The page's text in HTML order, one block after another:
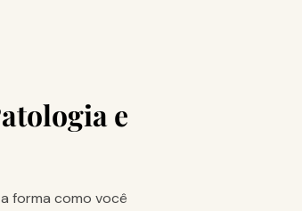
e
forma como você